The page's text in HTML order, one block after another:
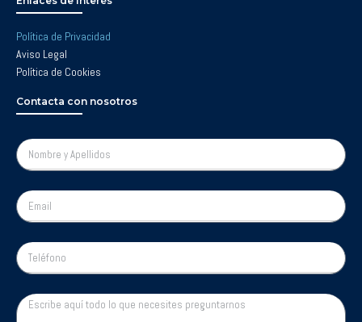
Política de Privacidad
Aviso Legal
Política de Cookies
Contacta con nosotros